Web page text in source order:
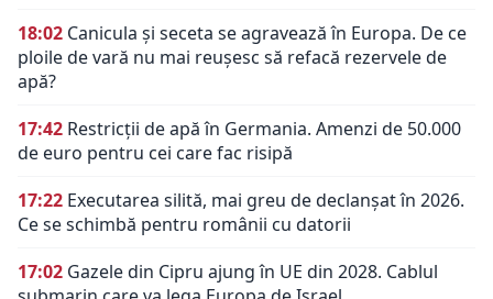
18:02 Canicula și seceta se agravează în Europa. De ce
ploile de vară nu mai reușesc să refacă rezervele de
apă?
17:42 Restricții de apă în Germania. Amenzi de 50.000
de euro pentru cei care fac risipă
17:22 Executarea silită, mai greu de declanșat în 2026.
Ce se schimbă pentru românii cu datorii
17:02 Gazele din Cipru ajung în UE din 2028. Cablul